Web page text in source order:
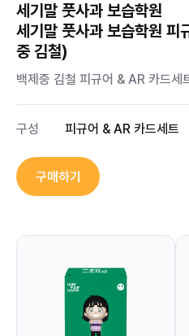
세기말 풋사과 보습학원
세기말 풋사과 보습학원
중 김철)
백제중 김철 피규어 & AR 카드세
구성 피규어 & AR 카드세트
구매하기